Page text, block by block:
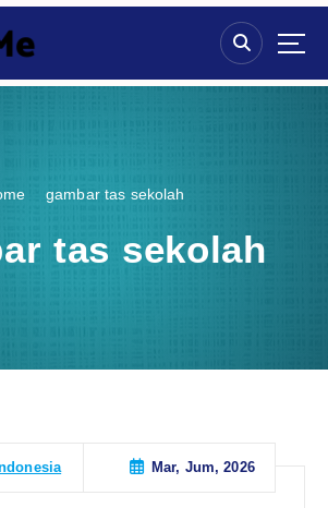
gambar tas sekolah
tas sekolah
Mar, Jum, 2026